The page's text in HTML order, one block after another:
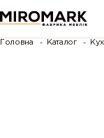
Головна Каталог